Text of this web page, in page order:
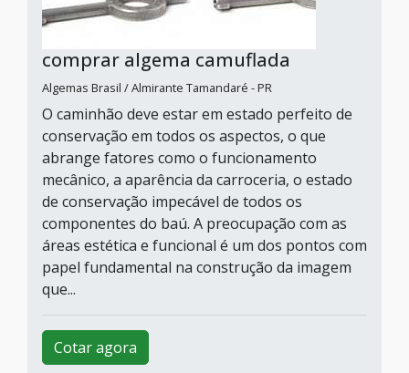
comprar algema camuflada
Algemas Brasil / Almirante Tamandaré - PR
O caminhão deve estar em estado perfeito de
conservação em todos os aspectos, o que
abrange fatores como o funcionamento
mecânico, a aparência da carroceria, o estado
de conservação impecável de todos os
componentes do baú. A preocupação com as
áreas estética e funcional é um dos pontos com
papel fundamental na construção da imagem
que...
Cotar agora